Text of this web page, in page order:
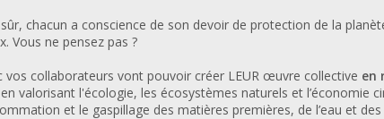
chacun a conscience de son devoir de protection de la
Vous ne pensez pas ?
vos collaborateurs vont pouvoir créer LEUR œuvre collective en
valorisant l'écologie, les écosystèmes naturels et l’économie
et le gaspillage des matières premières, de l’eau et des